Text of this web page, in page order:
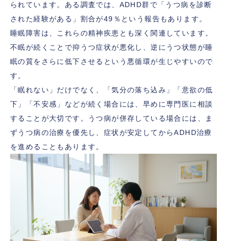
られています。ある調査では、ADHD群で「うつ病を診断
された経験がある」割合が49％という報告もあります。
睡眠障害は、これらの精神疾患とも深く関連しています。
不眠が続くことで抑うつ症状が悪化し、逆にうつ状態が睡
眠の質をさらに低下させるという悪循環が生じやすいので
す。
「眠れない」だけでなく、「気分の落ち込み」「意欲の低
下」「不安感」などが続く場合には、早めに専門医に相談
することが大切です。うつ病が併存している場合には、ま
ずうつ病の治療を優先し、症状が安定してからADHD治療
を進めることもあります。